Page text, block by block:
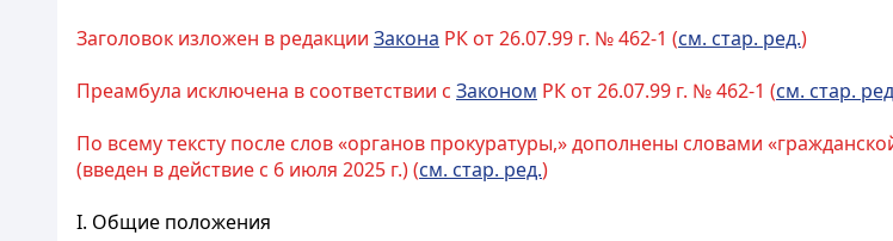
Заголовок изложен в редакции Закона РК от 26.07.99 г. № 462-1 (см. стар. ред.)
Преамбула исключена в соответствии с Законом РК от 26.07.99 г. № 462-1 (см. стар.
По всему тексту после слов «органов прокуратуры,» дополнены словами
(введен в действие с 6 июля 2025 г.) (см. стар. ред.)
I. Общие положения